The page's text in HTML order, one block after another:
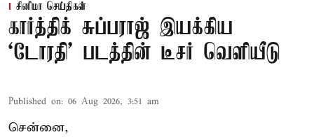
சினிமா செய்திகள்
கார்த்திக் சுப்பராஜ் இயக்கிய
`டோரதி' படத்தின் டீசர் வெளியீடு
Published on: 06 Aug 2026, 3:51 am
சென்னை,